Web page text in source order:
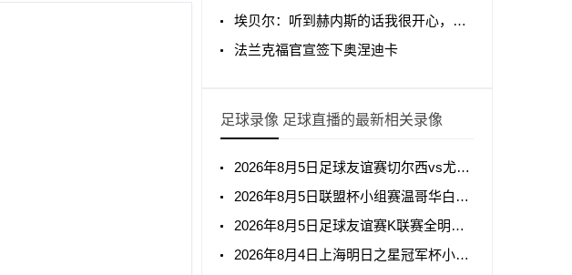
埃贝尔：听到赫内斯的话我很开心，续约最终将由监事会决定
法兰克福官宣签下奥涅迪卡
足球录像 足球直播的最新相关录像
2026年8月5日足球友谊赛切尔西vs尤文图斯全场录像回放
2026年8月5日联盟杯小组赛温哥华白浪vs亚特兰特全场录像回放
2026年8月5日足球友谊赛K联赛全明星vs曼城全场录像回放
2026年8月4日上海明日之星冠军杯小组赛阿森纳U17vs拜耳04勒沃库森U17全场录像回放